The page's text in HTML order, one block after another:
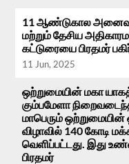
11 ஆண்டுகால
மற்றும் தேசிய
கட்டுரையை பிரதமர்
11 Jun, 2025
ஒற்றுமையின் மகா
கும்பமேளா
மாபெரும் ஒற்றுமையின்
விழாவில் 140 கோடி
வெளிப்பட்டது. இது
பிரதமர்